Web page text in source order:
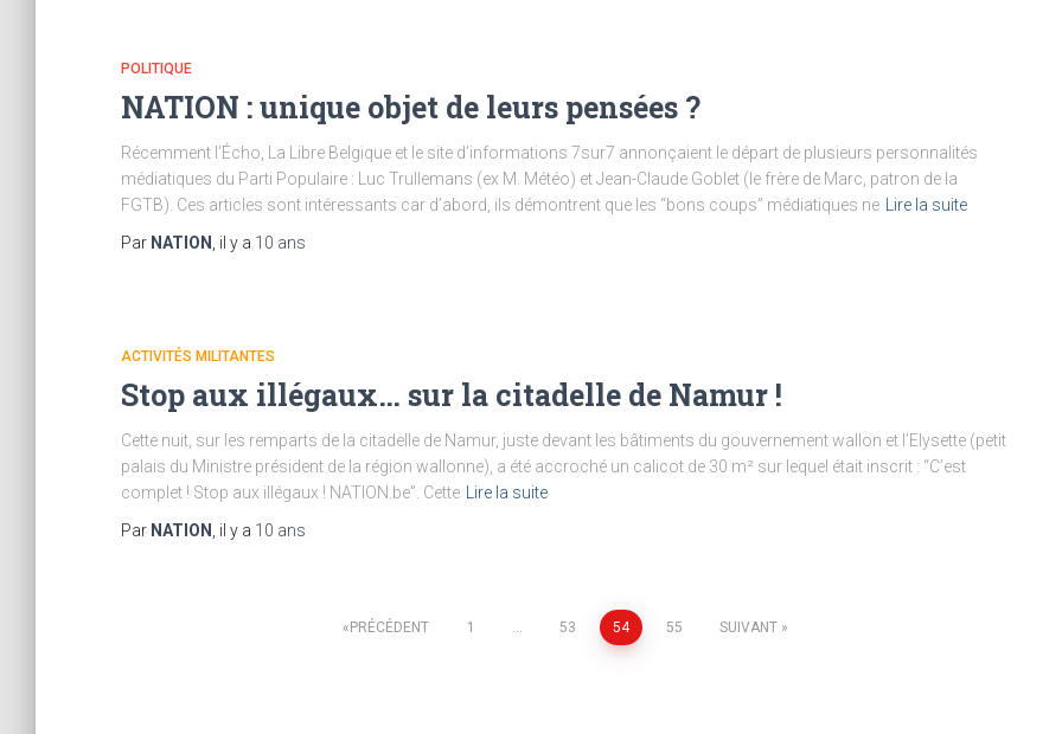
POLITIQUE
NATION : unique objet de leurs pensées ?
Récemment l’Écho, La Libre Belgique et le site d’informations 7sur7 annonçaient le départ de plusieurs personnalités
médiatiques du Parti Populaire : Luc Trullemans (ex M. Météo) et Jean-Claude Goblet (le frère de Marc, patron de la
FGTB). Ces articles sont intéressants car d’abord, ils démontrent que les “bons coups” médiatiques ne
Lire la suite
Par NATION , il y a 10 ans
ACTIVITÉS MILITANTES
Stop aux illégaux… sur la citadelle de Namur !
Cette nuit, sur les remparts de la citadelle de Namur, juste devant les bâtiments du gouvernement wallon et l’Elysette (petit
palais du Ministre président de la région wallonne), a été accroché un calicot de 30 m² sur lequel était inscrit : “C’est
complet ! Stop aux illégaux ! NATION.be”. Cette
Lire la suite
Par NATION , il y a 10 ans
PRÉCÉDENT 1 … 53 54 55 SUIVANT